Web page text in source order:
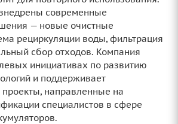
современные
— новые очистные
рециркуляции воды, фильтрация
сбор отходов. Компания
инициативах по развитию
и поддерживает
направленные на
специалистов в сфере